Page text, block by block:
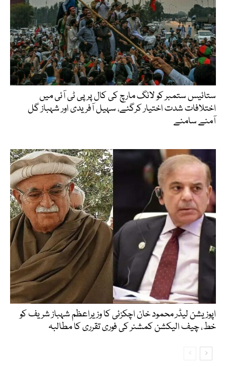
ستائیس ستمبر کو لانگ مارچ کی کال پر پی ٹی آئی میں
اختلافات شدت اختیار کرگئے، سہیل آفریدی اور شہباز گل
آمنے سامنے
اپوزیشن لیڈر محمود خان اچکزئی کا وزیراعظم شہباز شریف کو
خط، چیف الیکشن کمشنر کی فوری تقرری کا مطالبہ